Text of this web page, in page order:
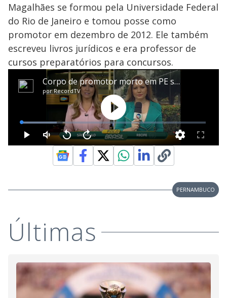
Magalhães se formou pela Universidade Federal
do Rio de Janeiro e tomou posse como
promotor em dezembro de 2012. Ele também
escreveu livros jurídicos e era professor de
cursos preparatórios para concursos.
PERNAMBUCO
Últimas